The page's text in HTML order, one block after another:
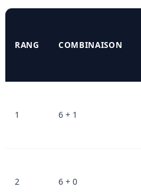
RANG COMBINAISON
1 6 + 1
2 6 + 0